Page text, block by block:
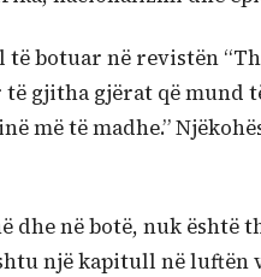
botuar në revistën
të gjitha gjërat që
më të madhe.”
dhe në botë, nuk është
një kapitull në